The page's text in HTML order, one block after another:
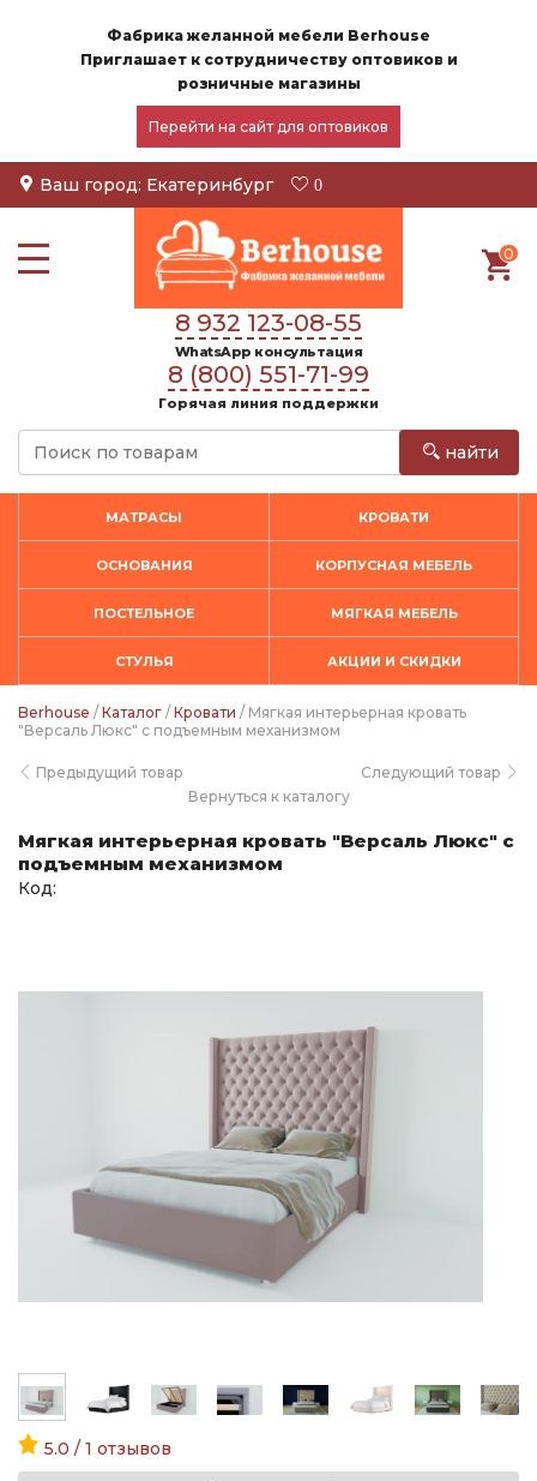
Фабрика желанной мебели Berhouse
Приглашает к сотрудничеству оптовиков и
розничные магазины
Перейти на сайт для оптовиков
Ваш город: Екатеринбург 0
0
8 932 123-08-55
WhatsApp консультация
8 (800) 551-71-99
Горячая линия поддержки
найти
МАТРАСЫ КРОВАТИ
ОСНОВАНИЯ КОРПУСНАЯ МЕБЕЛЬ
ПОСТЕЛЬНОЕ МЯГКАЯ МЕБЕЛЬ
СТУЛЬЯ АКЦИИ И СКИДКИ
Berhouse / Каталог / Кровати / Мягкая интерьерная кровать
"Версаль Люкс" с подъемным механизмом
Предыдущий товар
Следующий товар
Вернуться к каталогу
Мягкая интерьерная кровать "Версаль Люкс" с
подъемным механизмом
Код:
5.0 / 1 отзывов